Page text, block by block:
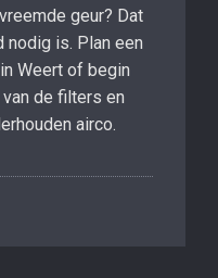
geur? Dat
nodig is. Plan een
Weert of begin
de filters en
airco.